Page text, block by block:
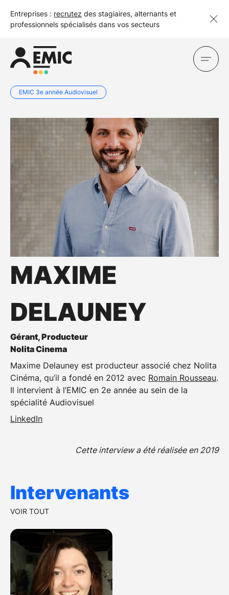
Entreprises : recrutez des stagiaires, alternants et
professionnels spécialisés dans vos secteurs
EMIC 3e année Audiovisuel
MAXIME
DELAUNEY
Gérant, Producteur
Nolita Cinema
Maxime Delauney est producteur associé chez Nolita
Cinéma, qu’il a fondé en 2012 avec Romain Rousseau.
Il intervient à l’EMIC en 2e année au sein de la
spécialité Audiovisuel
LinkedIn
Cette interview a été réalisée en 2019
Intervenants
VOIR TOUT